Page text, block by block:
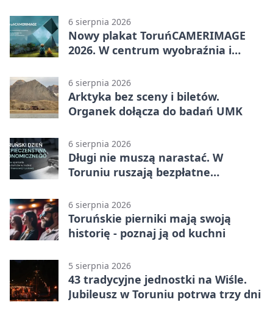
6 sierpnia 2026
Nowy plakat ToruńCAMERIMAGE
2026. W centrum wyobraźnia i
6 sierpnia 2026
Arktyka bez sceny i biletów.
Organek dołącza do badań UMK
6 sierpnia 2026
Długi nie muszą narastać. W
Toruniu ruszają bezpłatne
6 sierpnia 2026
Toruńskie pierniki mają swoją
historię - poznaj ją od kuchni
5 sierpnia 2026
43 tradycyjne jednostki na Wiśle.
Jubileusz w Toruniu potrwa trzy dni